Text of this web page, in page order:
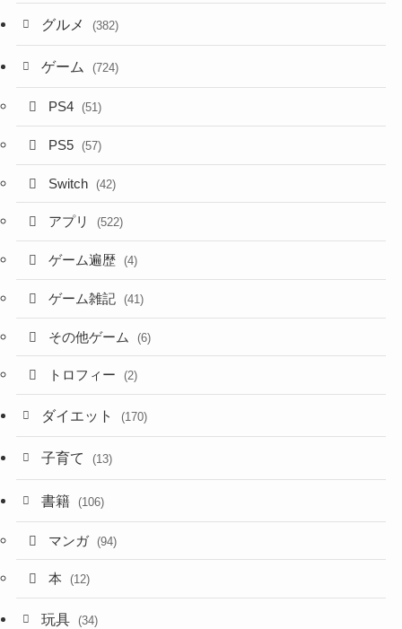
グルメ (382)
ゲーム (724)
PS4 (51)
PS5 (57)
Switch (42)
アプリ (522)
ゲーム遍歴 (4)
ゲーム雑記 (41)
その他ゲーム (6)
トロフィー (2)
ダイエット (170)
子育て (13)
書籍 (106)
マンガ (94)
本 (12)
玩具 (34)